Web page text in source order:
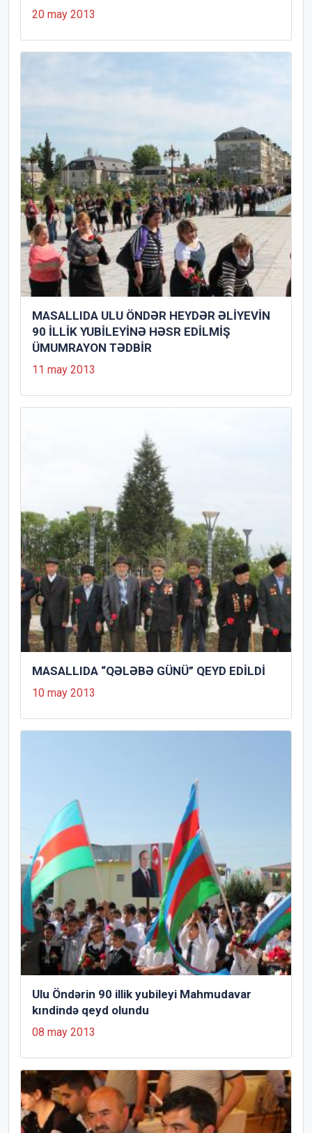
20 may 2013
MASALLIDA ULU ÖNDƏR HEYDƏR ƏLİYEVİN
90 İLLİK YUBİLEYİNƏ HƏSR EDİLMİŞ
ÜMUMRAYON TƏDBİR
11 may 2013
MASALLIDA “QƏLƏBƏ GÜNÜ” QEYD EDİLDİ
10 may 2013
Ulu Öndərin 90 illik yubileyi Mahmudavar
kındində qeyd olundu
08 may 2013